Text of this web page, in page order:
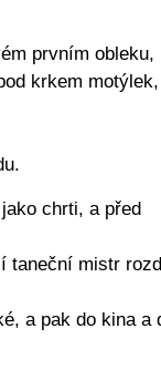
prvním obleku,
krkem
chrti, a před
taneční mistr
a pak do kina a